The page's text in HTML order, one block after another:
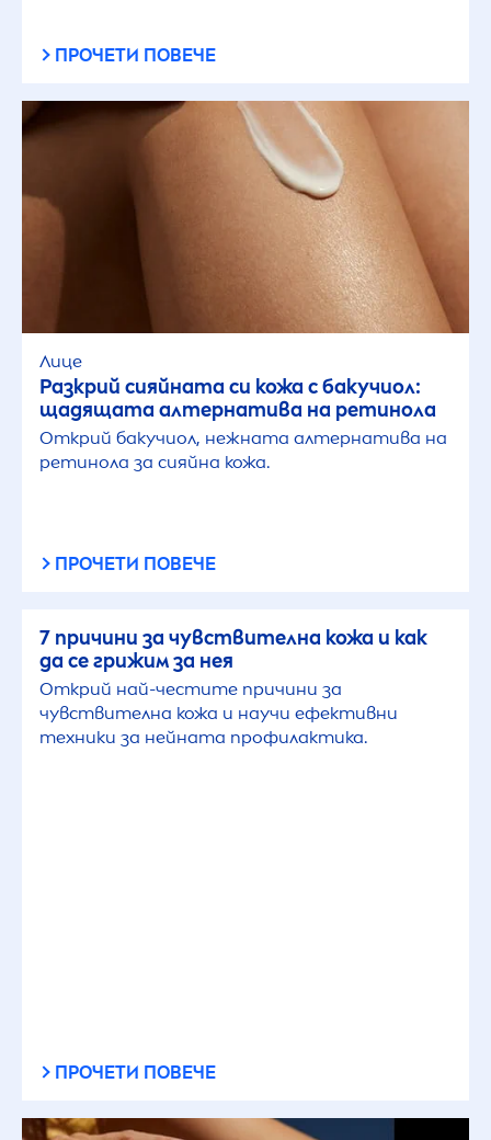
ПРОЧЕТИ ПОВЕЧЕ
Лице
Разкрий сияйната си кожа с бакучиол:
щадящата алтернатива на ретинола
Открий бакучиол, нежната алтернатива на
ретинола за сияйна кожа.
ПРОЧЕТИ ПОВЕЧЕ
7 причини за чувствителна кожа и как
да се грижим за нея
Открий най-честите причини за
чувствителна кожа и научи ефективни
техники за нейната профилактика.
ПРОЧЕТИ ПОВЕЧЕ